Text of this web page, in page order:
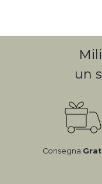
un
Consegna